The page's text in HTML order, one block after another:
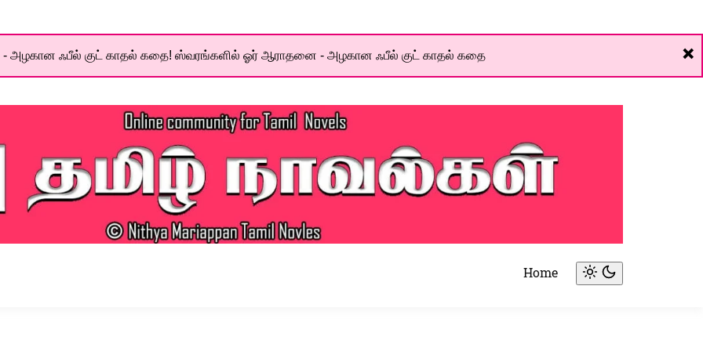
❌
அழகான ஃபீல் குட் காதல் கதை! ஸ்வரங்களில் ஓர் ஆராதனை - அழகான ஃபீல் குட் காதல் கதை
Home
Light